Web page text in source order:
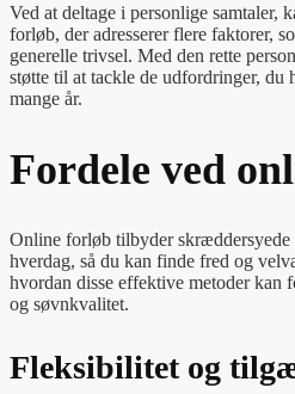
Ved at deltage i personlige samtaler,
forløb, der adresserer flere faktorer,
generelle trivsel. Med den rette
støtte til at tackle de udfordringer, du
mange år.
Fordele ved
Online forløb tilbyder
hverdag, så du kan finde fred og
hvordan disse effektive metoder kan
og søvnkvalitet.
Fleksibilitet og